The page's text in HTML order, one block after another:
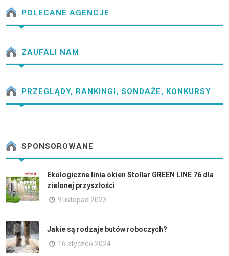
POLECANE AGENCJE
ZAUFALI NAM
PRZEGLĄDY, RANKINGI, SONDAŻE, KONKURSY
SPONSOROWANE
Ekologiczne linia okien Stollar GREEN LINE 76 dla
zielonej przyszłości
9 listopad 2023
Jakie są rodzaje butów roboczych?
16 styczeń 2024